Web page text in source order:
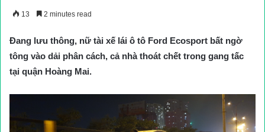
13 2 minutes read
Đang lưu thông, nữ tài xế lái ô tô Ford Ecosport bất ngờ
tông vào dải phân cách, cả nhà thoát chết trong gang tấc
tại quận Hoàng Mai.